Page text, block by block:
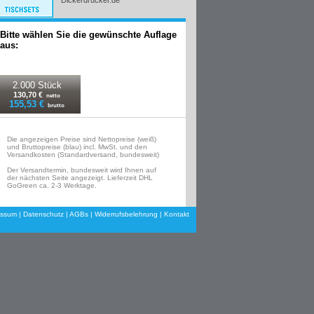
Bitte wählen Sie die gewünschte Auflage
aus:
2.000 Stück
130,70 € netto
155,53 € brutto
Die angezeigen Preise sind Nettopreise (weiß)
und Bruttopreise (blau) incl. MwSt. und den
Versandkosten (Standardversand, bundesweit)
Der Versandtermin, bundesweit wird Ihnen auf
der nächsten Seite angezeigt. Lieferzeit DHL
GoGreen ca. 2-3 Werktage.
| Datenschutz | AGBs | Widerrufsbelehrung | Kontakt